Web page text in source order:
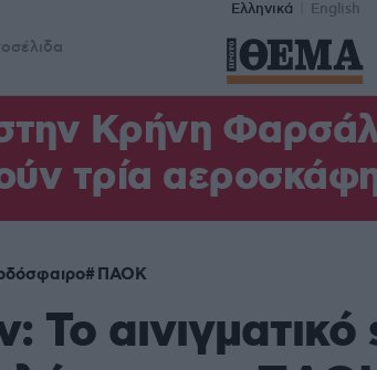
Ελληνικά English
Κρήνη
τρία
ΠΑΟΚ
Το